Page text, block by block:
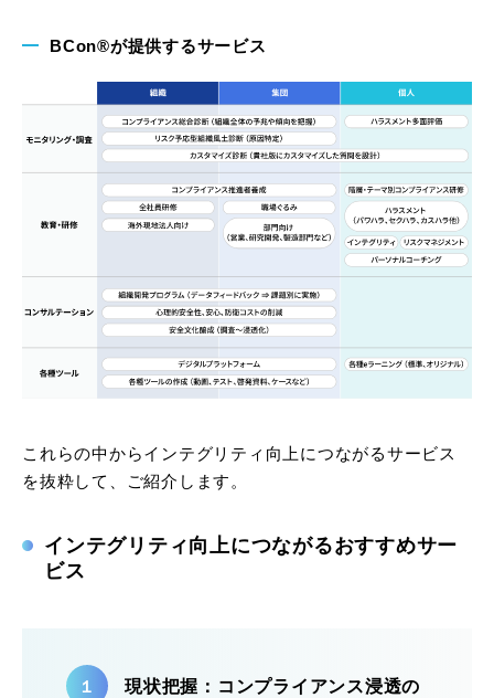
BCon®が提供するサービス
これらの中からインテグリティ向上につながるサービス
を抜粋して、ご紹介します。
インテグリティ向上につながるおすすめサー
ビス
現状把握：コンプライアンス浸透の